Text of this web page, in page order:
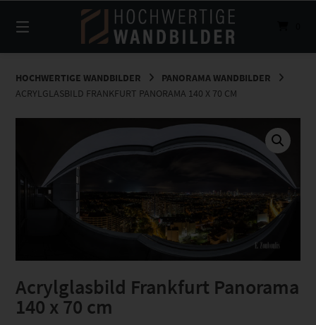
zum
Inhalt
HOCHWERTIGE WANDBILDER
PANORAMA WANDBILDER
ACRYLGLASBILD FRANKFURT PANORAMA 140 X 70 CM
Acrylglasbild Frankfurt Panorama
140 x 70 cm